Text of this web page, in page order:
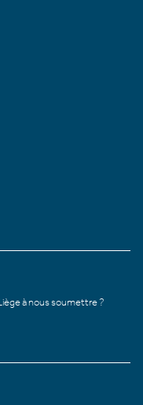
à nous soumettre ?